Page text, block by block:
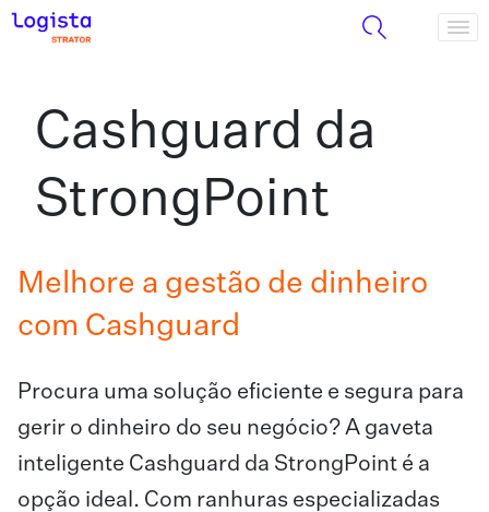
Cashguard da
StrongPoint
Melhore a gestão de dinheiro
com Cashguard
Procura uma solução eficiente e segura para
gerir o dinheiro do seu negócio? A gaveta
inteligente Cashguard da StrongPoint é a
opção ideal. Com ranhuras especializadas